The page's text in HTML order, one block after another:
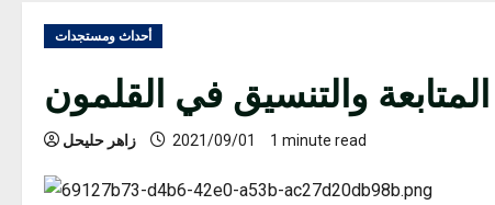
أحداث ومستجدات
والتنسيق في القلمون
زاهر حليحل 2021/09/01 1 minute read